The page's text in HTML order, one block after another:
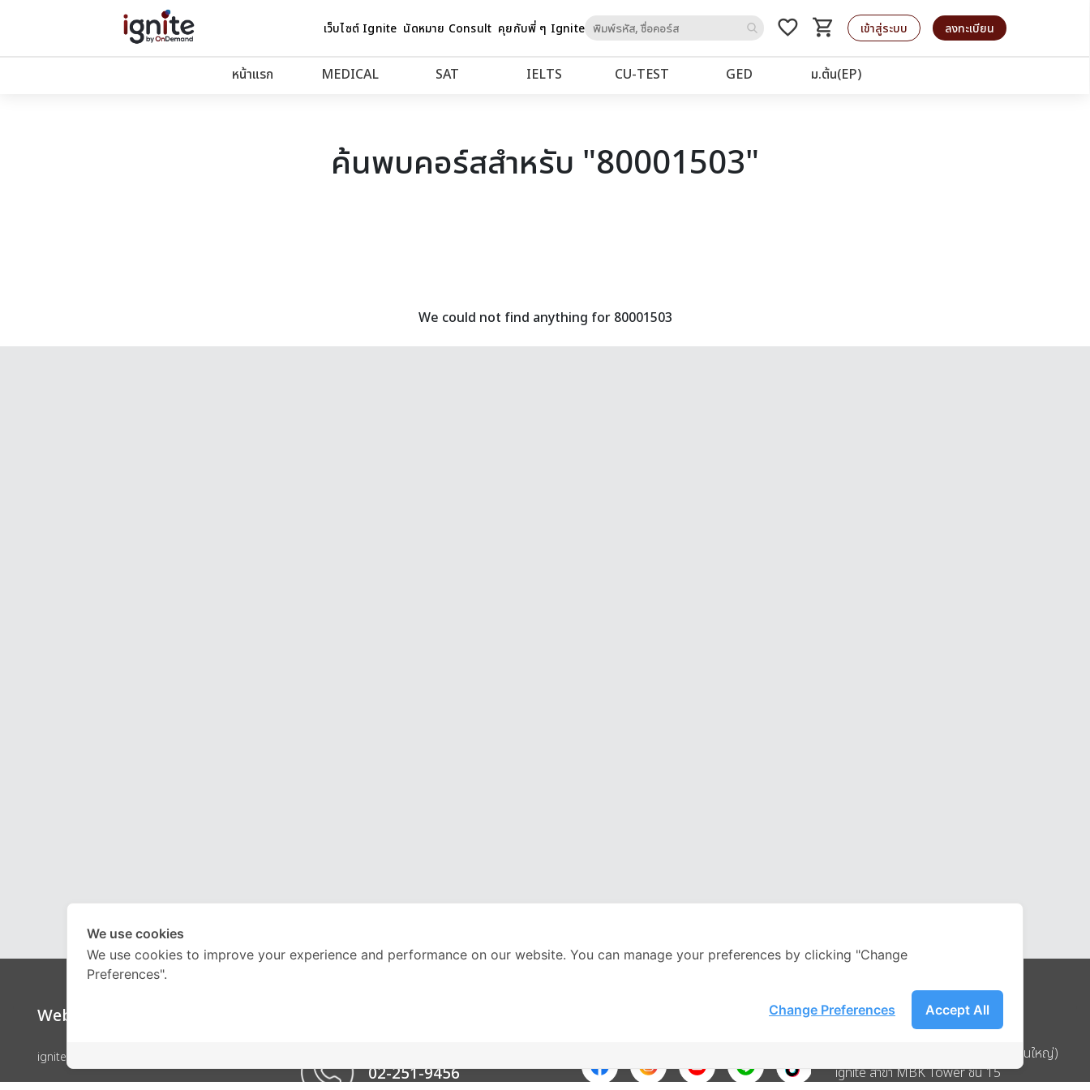
เว็บไซต์ Ignite นัดหมาย Consult คุยกับพี่ ๆ Igniteto
favorite_border shopping_cart
รถเข็น เข้าสู่ระบบ ลงทะเบียน
หน้าแรก MEDICAL SAT IELTS CU‑TEST GED ม.ต้น(EP)
ค้นพบคอร์สสำหรับ "80001503"
We could not find anything for 80001503
Website
ignite by OnDemand
02-251-9456
Address
บริษัท อิกไนท์ เอ สตาร์ จำกัด (สำนักงานใหญ่)
ignite สาขา MBK Tower ชั้น 15
We use cookies
We use cookies to improve your experience and performance on our website. You can manage your preferences by clicking "Change
Preferences".
Accept All
Change Preferences